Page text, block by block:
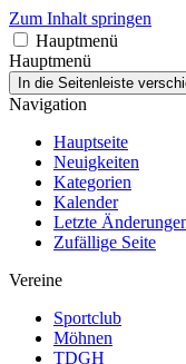
Zum Inhalt springen
Hauptmenü
Hauptmenü
In die Seitenleiste
Navigation
Hauptseite
Neuigkeiten
Kategorien
Kalender
Letzte
Zufällige Seite
Vereine
Sportclub
Möhnen
TDGH